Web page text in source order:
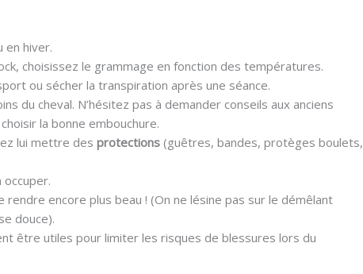
en hiver.
choisissez le grammage en fonction des températures.
ou sécher la transpiration après une séance.
du cheval. N’hésitez pas à demander conseils aux anciens
la bonne embouchure.
lui mettre des protections (guêtres, bandes, protèges boulets,
rendre encore plus beau ! (On ne lésine pas sur le démêlant
douce).
être utiles pour limiter les risques de blessures lors du